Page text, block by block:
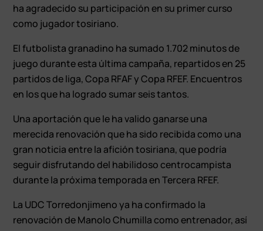
ha agradecido su participación en su primer curso
como jugador tosiriano.
El futbolista granadino ha sumado 1.702 minutos de
juego durante esta última campaña, repartidos en 25
partidos de liga, Copa RFAF y Copa RFEF. Encuentros
en los que ha logrado sumar seis tantos.
Una aportación que le ha valido ganarse una
merecida renovación que ha sido recibida como una
gran noticia entre la afición tosiriana, que podría
seguir disfrutando del habilidoso centrocampista
durante la próxima temporada en Tercera RFEF.
La UDC Torredonjimeno ya ha confirmado la
renovación de Manolo Chumilla como entrenador, así